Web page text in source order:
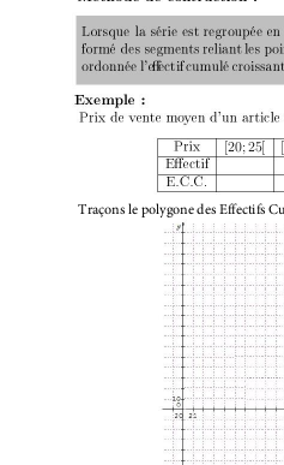
[20; 25[
Traçons le polygone des Effectifs